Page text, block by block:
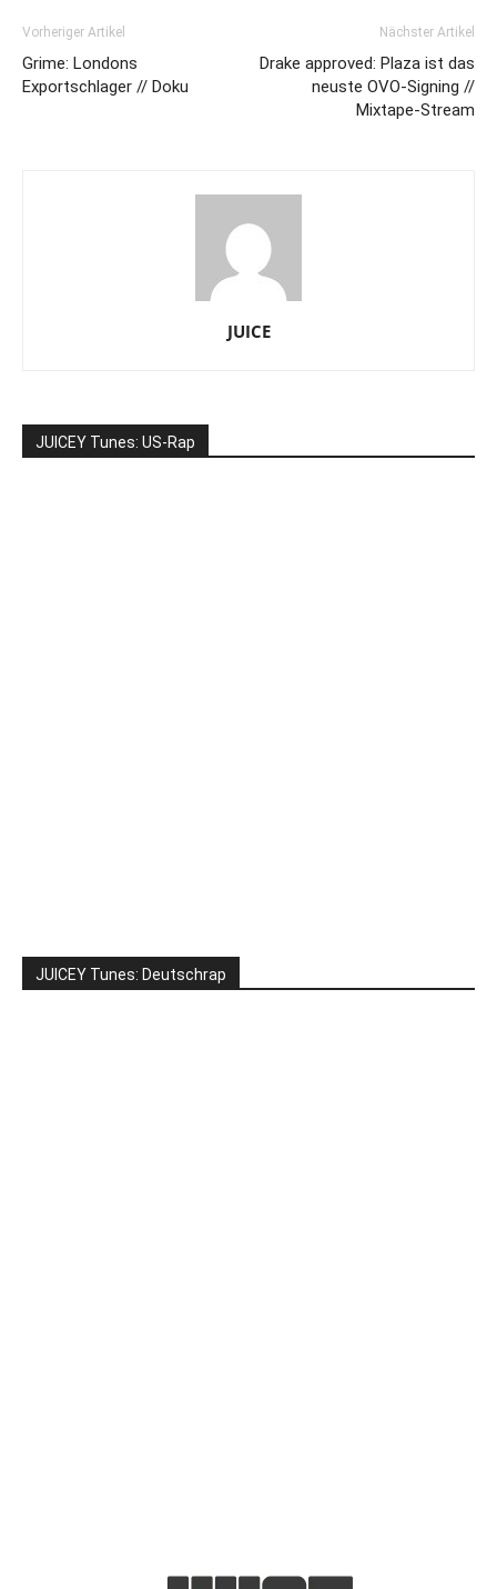
Vorheriger Artikel
Grime: Londons
Exportschlager // Doku
Nächster Artikel
Drake approved: Plaza ist das
neuste OVO-Signing //
Mixtape-Stream
JUICE
JUICEY Tunes: US-Rap
JUICEY Tunes: Deutschrap